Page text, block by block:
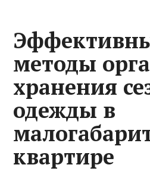
методы
хранения
одежды в
квартире